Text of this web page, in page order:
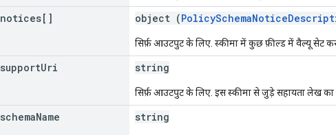
notices[] object (
सिर्फ़ आउटपुट के लिए. स्कीमा में कुछ फ़ील्ड में वैल्यू सेट
supportUri string
सिर्फ़ आउटपुट के लिए. इस स्कीमा से जुड़े सहायता लेख
schemaName string